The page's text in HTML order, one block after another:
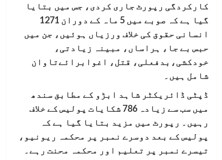
کارکردگی رپورٹ جاری کردی، جس میں بتایا
گیا ہے کہ صوبے میں 5 ماہ کے دوران 1271
انسانی حقوق کی خلاف ورزیاں ہوئیں، جن میں
حبس بے جا، ہراساں، مبینہ زیادتی،
خودکشی،بدفعلی، قتل، اغوابرائےتاوان
شامل ہیں۔
ڈپٹی ڈائریکٹر شاہد ابڑو کے مطابق سندھ
میں سب سے زیادہ 786 شکایات پولیس کے خلاف
رہیں۔ رپورٹ میں مزید بتایا گیا ہے کہ
پولیس کے بعد دوسرے نمبر پر محکمہ ریونیو،
تیسرے نمبر پر تعلیم اور محکمہ محنت رہے۔